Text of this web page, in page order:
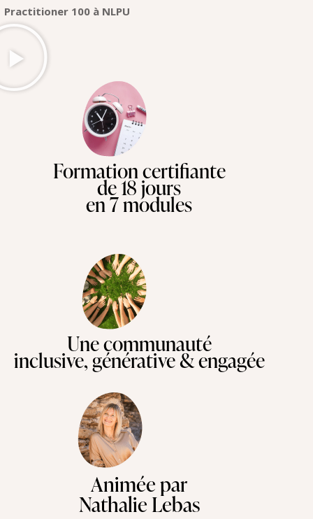
Practitioner 100 à NLPU
Formation certifiante
de 18 jours
en 7 modules
Une communauté
inclusive, générative & engagée
Animée par
Nathalie Lebas